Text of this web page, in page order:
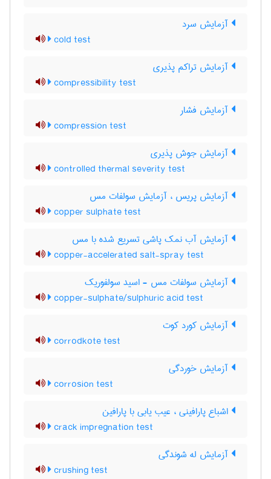
آزمایش سرد
cold test
آزمایش تراکم پذیری
compressibility test
آزمایش فشار
compression test
آزمایش جوش پذیری
controlled thermal severity test
آزمایش پریس ، آزمایش سولفات مس
copper sulphate test
آزمایش آب نمک پاشی تسریع شده با مس
copper-accelerated salt-spray test
آزمایش سولفات مس - اسید سولفوریک
copper-sulphate/sulphuric acid test
آزمایش کورد کوت
corrodkote test
آزمایش خوردگی
corrosion test
اشباع پارافینی ، عیب یابی با پارافین
crack impregnation test
آزمایش له شوندگی
crushing test